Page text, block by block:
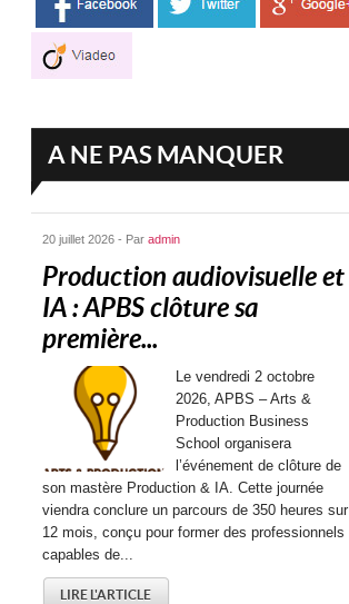
A NE PAS MANQUER
20 juillet 2026 - Paradmin
Production audiovisuelle et
IA : APBS clôture sa
première...
Le vendredi 2 octobre
2026, APBS – Arts &
Production Business
School organisera
l’événement de clôture de
son mastère Production & IA. Cette journée
viendra conclure un parcours de 350 heures sur
12 mois, conçu pour former des professionnels
capables de...
LIRE L'ARTICLE